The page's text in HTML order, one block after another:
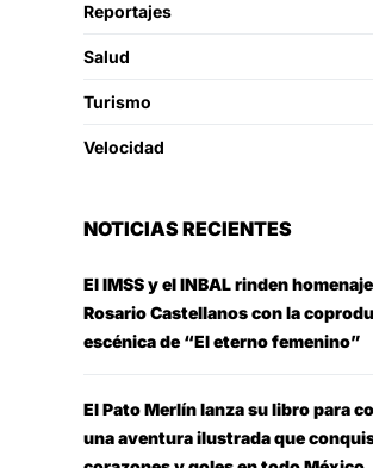
Reportajes
Salud
Turismo
Velocidad
NOTICIAS RECIENTES
El IMSS y el INBAL rinden
Rosario Castellanos con la
escénica de “El eterno femenino”
El Pato Merlín lanza su libro para
una aventura ilustrada que